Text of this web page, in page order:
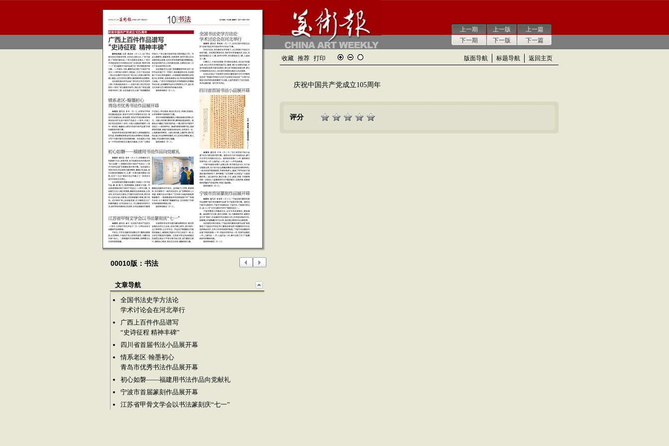
上一期
下一期
上一版
下一版
上一篇
下一篇
00010版：书法
文章导航
全国书法史学方法论
学术讨论会在河北举行
广西上百件作品谱写
“史诗征程 精神丰碑”
四川省首届书法小品展开幕
情系老区·翰墨初心
青岛市优秀书法作品展开幕
初心如磐——福建用书法作品向党献礼
宁波市首届篆刻作品展开幕
江苏省甲骨文学会以书法篆刻庆“七一”
收藏 推荐 打印 版面导航 标题导航 返回主页
庆祝中国共产党成立105周年
评分